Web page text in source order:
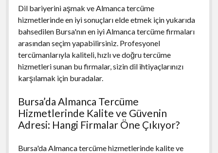
Dil bariyerini aşmak ve Almanca tercüme
hizmetlerinde en iyi sonuçları elde etmek için yukarıda
bahsedilen Bursa'nın en iyi Almanca tercüme firmaları
arasından seçim yapabilirsiniz. Profesyonel
tercümanlarıyla kaliteli, hızlı ve doğru tercüme
hizmetleri sunan bu firmalar, sizin dil ihtiyaçlarınızı
karşılamak için buradalar.
Bursa’da Almanca Tercüme
Hizmetlerinde Kalite ve Güvenin
Adresi: Hangi Firmalar Öne Çıkıyor?
Bursa'da Almanca tercüme hizmetlerinde kalite ve